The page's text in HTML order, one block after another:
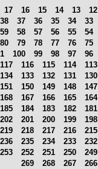
12
13
14
15
16
17
33
34
35
36
37
38
54
55
56
57
58
59
75
76
77
78
79
80
96
97
98
99
100
113
114
115
116
117
130
131
132
133
134
147
148
149
150
151
164
165
166
167
168
181
182
183
184
185
198
199
200
201
202
215
216
217
218
219
232
233
234
235
236
249
250
251
252
253
266
267
268
269